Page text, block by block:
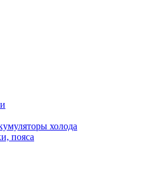
холода
пояса